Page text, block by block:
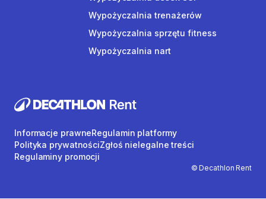
Wypożyczalnia trenażerów
Wypożyczalnia sprzętu fitness
Wypożyczalnia nart
© Decathlon Rent
Informacje prawneRegulamin platformy
Polityka prywatnościZgłoś nielegalne treści
Regulaminy promocji